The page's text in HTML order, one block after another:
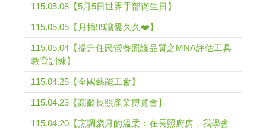
115.05.08【5月5日世界手部衛生日】
115.05.05【月捐99讓愛久久❤️】
115.05.04【提升住民營養照護品質之MNA評估工具
教育訓練】
115.04.25【全國藝能工會】
115.04.23【高齡長照產業博覽會】
115.04.20【烹調歲月的溫柔：在長照廚房，我學會